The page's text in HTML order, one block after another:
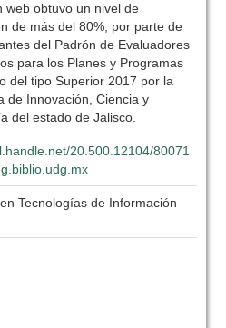
web obtuvo un nivel de
de más del 80%, por parte de
del Padrón de Evaluadores
para los Planes y Programas
del tipo Superior 2017 por la
de Innovación, Ciencia y
del estado de Jalisco.
20.500.12104/80071
Tecnologías de Información